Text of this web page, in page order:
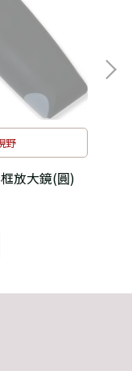
野
放大鏡(圓)